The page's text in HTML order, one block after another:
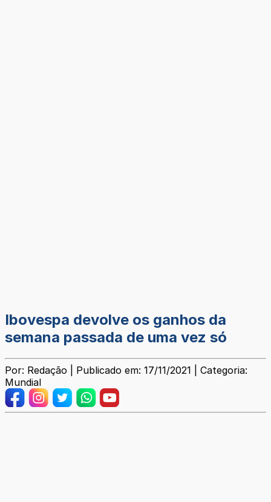
Ibovespa devolve os ganhos da
semana passada de uma vez só
Por: Redação | Publicado em: 17/11/2021 | Categoria:
Mundial